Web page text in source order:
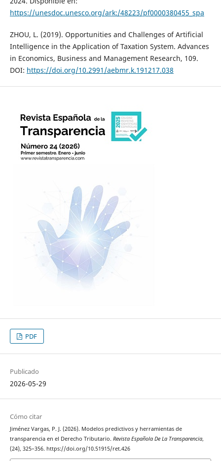
https://unesdoc.unesco.org/ark:/48223/pf0000380455_spa
ZHOU, L. (2019). Opportunities and Challenges of Artificial
Intelligence in the Application of Taxation System. Advances
in Economics, Business and Management Research, 109.
DOI: https://doi.org/10.2991/aebmr.k.191217.038
PDF
Publicado
2026-05-29
Cómo citar
Jiménez Vargas, P. J. (2026). Modelos predictivos y herramientas de
transparencia en el Derecho Tributario. Revista Española De La Transparencia,
(24), 325–356. https://doi.org/10.51915/ret.426